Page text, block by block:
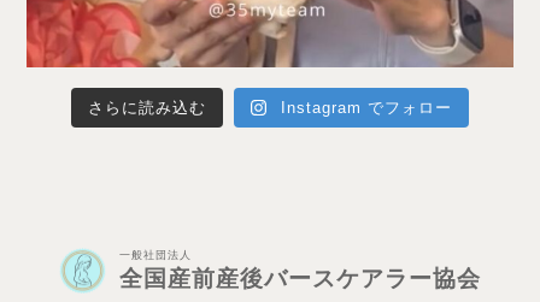
一般社団法人
全国産前産後バースケアラー協会
さらに読み込む Instagram でフォロー